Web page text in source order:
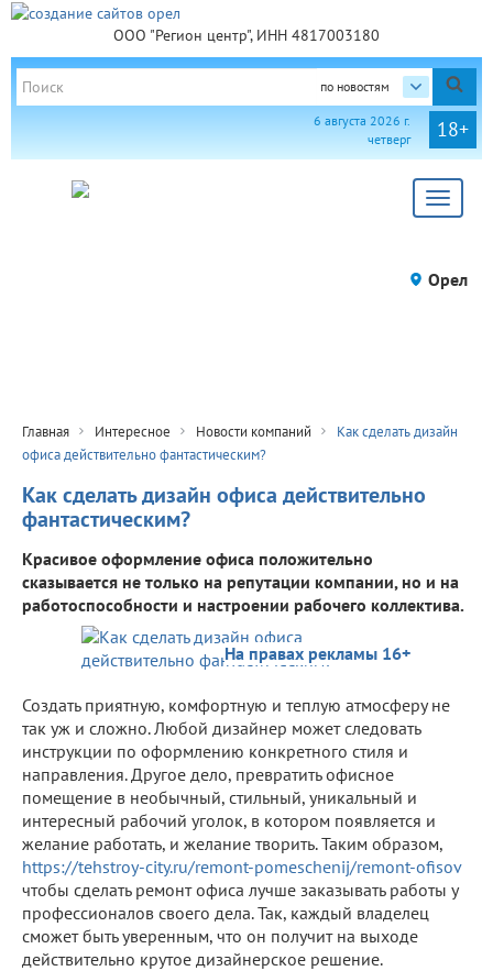
ООО "Регион центр", ИНН 4817003180
по новостям
18+
6 августа 2026 г.
четверг
Toggle
Орел
Главная Интересное Новости компаний
Как сделать дизайн
офиса действительно фантастическим?
Как сделать дизайн офиса действительно
фантастическим?
Красивое оформление офиса положительно
сказывается не только на репутации компании, но и на
работоспособности и настроении рабочего коллектива.
На правах рекламы 16+
Создать приятную, комфортную и теплую атмосферу не
так уж и сложно. Любой дизайнер может следовать
инструкции по оформлению конкретного стиля и
направления. Другое дело, превратить офисное
помещение в необычный, стильный, уникальный и
интересный рабочий уголок, в котором появляется и
желание работать, и желание творить. Таким образом,
https://tehstroy-city.ru/remont-pomeschenij/remont-ofisov
чтобы сделать ремонт офиса лучше заказывать работы у
профессионалов своего дела. Так, каждый владелец
сможет быть уверенным, что он получит на выходе
действительно крутое дизайнерское решение.